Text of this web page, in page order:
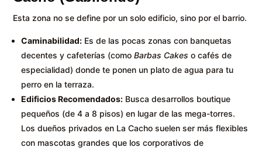
Esta zona no se define por un solo edificio, sino por el barrio.
Caminabilidad: Es de las pocas zonas con banquetas
decentes y cafeterías (comoBarbas Cakes o cafés de
especialidad) donde te ponen un plato de agua para tu
perro en la terraza.
Edificios Recomendados: Busca desarrollos boutique
pequeños (de 4 a 8 pisos) en lugar de las mega-torres.
Los dueños privados en La Cacho suelen ser más flexibles
con mascotas grandes que los corporativos de